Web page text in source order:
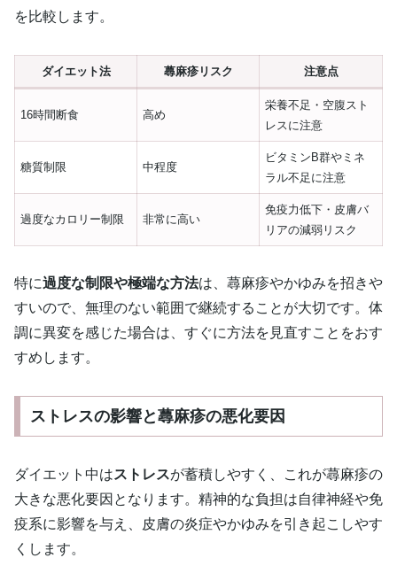
を比較します。
ダイエット法 蕁麻疹リスク 注意点
16時間断食 高め
栄養不足・空腹スト
レスに注意
糖質制限 中程度
ビタミンB群やミネ
ラル不足に注意
過度なカロリー制限 非常に高い
免疫力低下・皮膚バ
リアの減弱リスク
特に過度な制限や極端な方法は、蕁麻疹やかゆみを招きや
すいので、無理のない範囲で継続することが大切です。体
調に異変を感じた場合は、すぐに方法を見直すことをおす
すめします。
ストレスの影響と蕁麻疹の悪化要因
ダイエット中はストレスが蓄積しやすく、これが蕁麻疹の
大きな悪化要因となります。精神的な負担は自律神経や免
疫系に影響を与え、皮膚の炎症やかゆみを引き起こしやす
くします。